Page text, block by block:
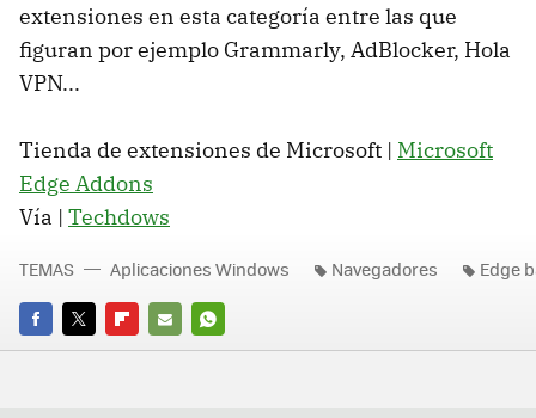
extensiones en esta categoría entre las que
figuran por ejemplo Grammarly, AdBlocker, Hola
VPN...
Tienda de extensiones de Microsoft | Microsoft
Edge Addons
Vía | Techdows
FACEBOOK
TWITTERFLIPBOARD
E-
WHATSAPP
TEMAS Aplicaciones Windows Navegadores Edge